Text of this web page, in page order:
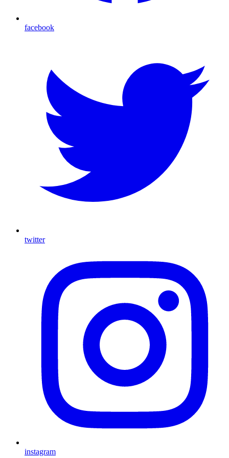
facebook
twitter
instagram